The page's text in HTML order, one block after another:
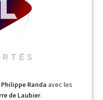
Philippe Randa avec les
de Laubier.